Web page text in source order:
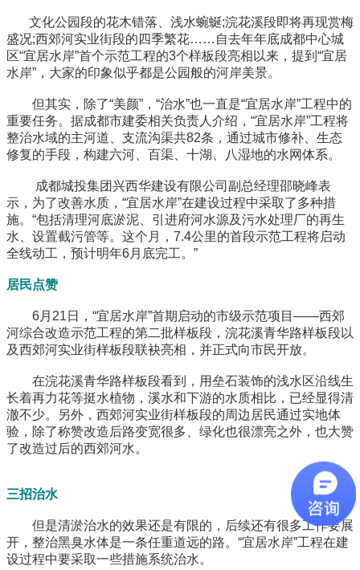
文化公园段的花木错落、浅水蜿蜒;浣花溪段即将再现赏梅
盛况;西郊河实业街段的四季繁花……自去年年底成都中心城
区“宜居水岸”首个示范工程的3个样板段亮相以来，提到“宜居
水岸”，大家的印象似乎都是公园般的河岸美景。
但其实，除了“美颜”，“治水”也一直是“宜居水岸”工程中的
重要任务。据成都市建委相关负责人介绍，“宜居水岸”工程将
整治水域的主河道、支流沟渠共82条，通过城市修补、生态
修复的手段，构建六河、百渠、十湖、八湿地的水网体系。
成都城投集团兴西华建设有限公司副总经理邵晓峰表
示，为了改善水质，“宜居水岸”在建设过程中采取了多种措
施。“包括清理河底淤泥、引进府河水源及污水处理厂的再生
水、设置截污管等。这个月，7.4公里的首段示范工程将启动
全线动工，预计明年6月底完工。”
居民点赞
6月21日，“宜居水岸”首期启动的市级示范项目——西郊
河综合改造示范工程的第二批样板段，浣花溪青华路样板段以
及西郊河实业街样板段联袂亮相，并正式向市民开放。
在浣花溪青华路样板段看到，用垒石装饰的浅水区沿线生
长着再力花等挺水植物，溪水和下游的水质相比，已经显得清
澈不少。另外，西郊河实业街样板段的周边居民通过实地体
验，除了称赞改造后路变宽很多、绿化也很漂亮之外，也大赞
了改造过后的西郊河水。
三招治水
但是清淤治水的效果还是有限的，后续还有很多工作要展
开，整治黑臭水体是一条任重道远的路。“宜居水岸”工程在建
设过程中要采取一些措施系统治水。